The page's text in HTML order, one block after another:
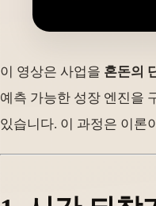
이 영상은 사업을 혼돈의
예측 가능한 성장 엔진을
있습니다. 이 과정은 이론